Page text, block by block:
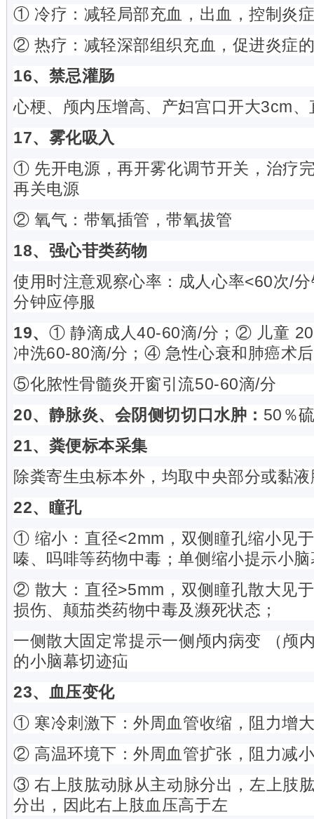
① 冷疗：减轻局部充血，出血，控制炎
② 热疗：减轻深部组织充血，促进炎症
16、禁忌灌肠
心梗、颅内压增高、产妇宫口开大3cm
17、雾化吸入
① 先开电源，再开雾化调节开关，治疗
再关电源
② 氧气：带氧插管，带氧拔管
18、强心苷类药物
使用时注意观察心率：成人心率<60次/
分钟应停服
19、 ① 静滴成人40-60滴/分；② 儿童
冲洗60-80滴/分；④ 急性心衰和肺癌术
⑤化脓性骨髓炎开窗引流50-60滴/分
20、 静脉炎、会阴侧切切口水肿： 50％
21、 粪便标本采集
除粪寄生虫标本外，均取中央部分或黏
22、 瞳孔
① 缩小：直径<2mm，双侧瞳孔缩小见
嗪、吗啡等药物中毒；单侧缩小提示小
② 散大：直径>5mm，双侧瞳孔散大见
损伤、颠茄类药物中毒及濒死状态；
一侧散大固定常提示一侧颅内病变 （颅
的小脑幕切迹疝
23、血压变化
① 寒冷刺激下：外周血管收缩，阻力增
② 高温环境下：外周血管扩张，阻力减
③ 右上肢肱动脉从主动脉分出，左上肢
分出，因此右上肢血压高于左